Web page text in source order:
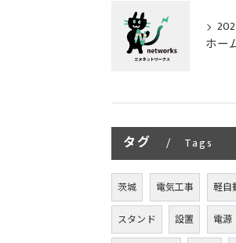
タグ Tags
茨城 電気工事 軽自
スタンド 設置 電源